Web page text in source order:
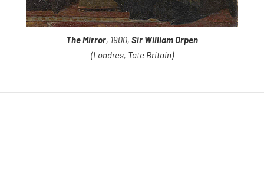
The Mirror, 1900, Sir William Orpen
(Londres, Tate Britain)